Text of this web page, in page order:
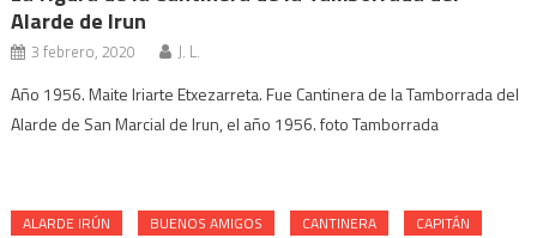
Alarde de Irun
3 febrero, 2020 J. L.
Año 1956. Maite Iriarte Etxezarreta. Fue Cantinera de la Tamborrada del
Alarde de San Marcial de Irun, el año 1956. foto Tamborrada
ALARDE IRÚN BUENOS AMIGOS CANTINERA CAPITÁN